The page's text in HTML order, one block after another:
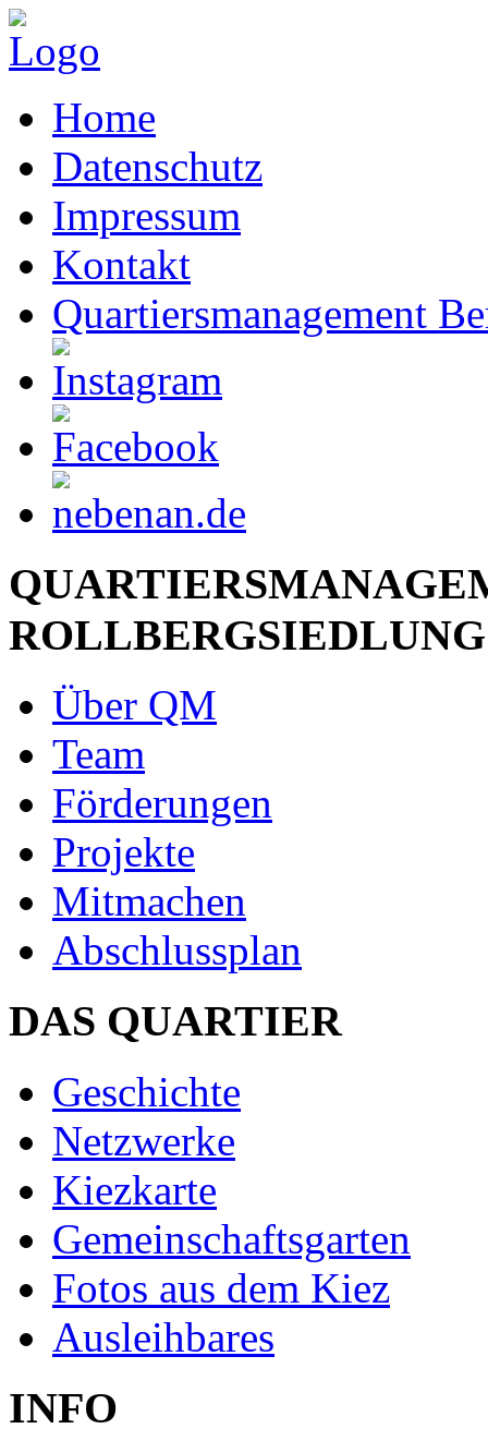
Home
Datenschutz
Impressum
Kontakt
Quartiersmanagement
ROLLBERGSIEDLUNG
Über QM
Team
Förderungen
Projekte
Mitmachen
Abschlussplan
DAS QUARTIER
Geschichte
Netzwerke
Kiezkarte
Gemeinschaftsgarten
Fotos aus dem Kiez
Ausleihbares
INFO